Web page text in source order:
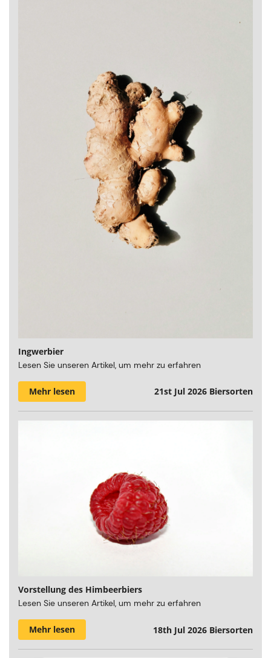
Ingwerbier
Lesen Sie unseren Artikel, um mehr zu erfahren
Mehr lesen 21st Jul 2026 Biersorten
Vorstellung des Himbeerbiers
Lesen Sie unseren Artikel, um mehr zu erfahren
Mehr lesen 18th Jul 2026 Biersorten